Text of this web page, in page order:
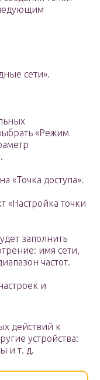
сети».
«Режим
«Точка доступа».
«Настройка точки
заполнить
имя сети,
частот.
и
действий к
устройства:
и т. д.